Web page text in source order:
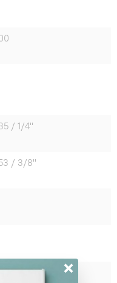
/ 1/4"
/ 3/8"
×